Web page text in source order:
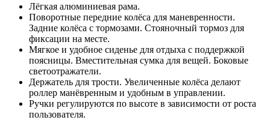
Лёгкая алюминиевая рама.
Поворотные передние колёса для маневренности.
Задние колёса с тормозами. Стояночный тормоз для
фиксации на месте.
Мягкое и удобное сиденье для отдыха с поддержкой
поясницы. Вместительная сумка для вещей. Боковые
светоотражатели.
Держатель для трости. Увеличенные колёса делают
роллер манёвренным и удобным в управлении.
Ручки регулируются по высоте в зависимости от роста
пользователя.